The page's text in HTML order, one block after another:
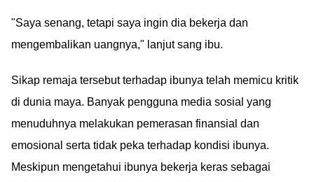
"Saya senang, tetapi saya ingin dia bekerja dan
mengembalikan uangnya," lanjut sang ibu.
Sikap remaja tersebut terhadap ibunya telah memicu kritik
di dunia maya. Banyak pengguna media sosial yang
menuduhnya melakukan pemerasan finansial dan
emosional serta tidak peka terhadap kondisi ibunya.
Meskipun mengetahui ibunya bekerja keras sebagai